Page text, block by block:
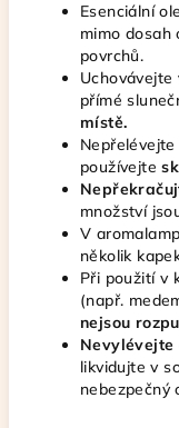
Esenciální
mimo dosah
povrchů.
Uchovávejte
přímé
místě.
používejte
množství
V
několik
Při použití v
(např.
nejsou
Nevylévejte
likvidujte v
nebezpečný